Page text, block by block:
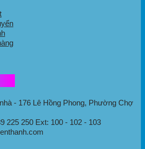
- 176 Lê Hồng Phong, Phường Chợ
225 250 Ext: 100 - 102 - 103